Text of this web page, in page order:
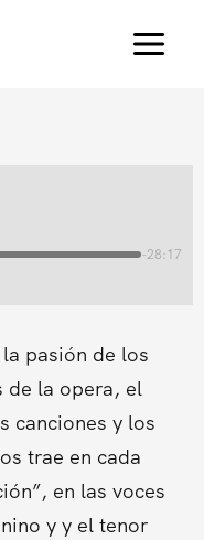
-28:17
pasión de los
de la opera, el
canciones y los
trae en cada
en las voces
y y el tenor